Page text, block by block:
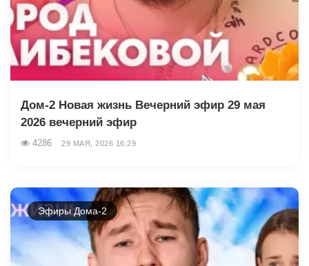
Дом-2 Новая жизнь Вечерний эфир 29 мая
2026 вечерний эфир
4286 29 МАЯ, 2026 16:29
Эфиры Дома-2